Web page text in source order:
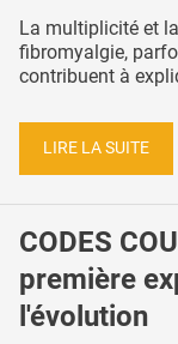
La multiplicité et
fibromyalgie,
contribuent à
LIRE LA SUITE
CODES
première
l'évolution